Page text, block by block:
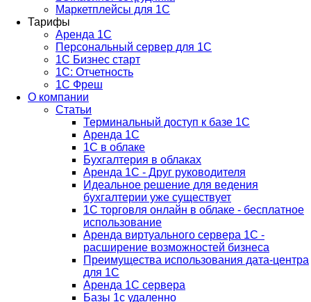
Маркетплейсы для 1С
Тарифы
Аренда 1С
Персональный сервер для 1С
1С Бизнес старт
1С: Отчетность
1C Фреш
О компании
Статьи
Терминальный доступ к базе 1С
Аренда 1С
1С в облаке
Бухгалтерия в облаках
Аренда 1С - Друг руководителя
Идеальное решение для ведения
бухгалтерии уже существует
1С торговля онлайн в облаке - бесплатное
использование
Аренда виртуального сервера 1С -
расширение возможностей бизнеса
Преимущества использования дата-центра
для 1С
Аренда 1С сервера
Базы 1с удаленно